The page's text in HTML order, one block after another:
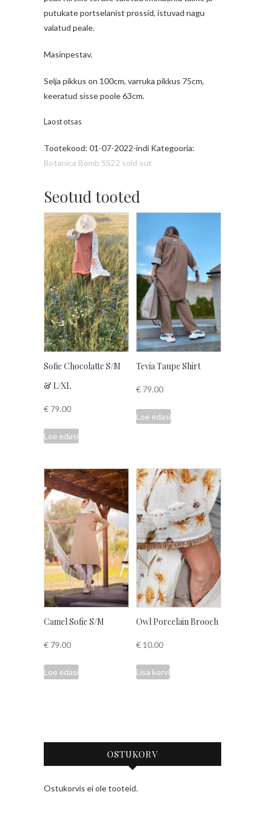
putukate portselanist prossid, istuvad nagu
valatud peale.
Masinpestav.
Selja pikkus on 100cm, varruka pikkus 75cm,
keeratud sisse poole 63cm.
Laost otsas
Tootekood: 01-07-2022-indi Kategooria:
Botanica Bomb SS22 sold out
Seotud tooted
Sofie Chocolatte S/M
& L/XL
€ 79.00
Loe edasi
Tevia Taupe Shirt
€ 79.00
Loe edasi
Camel Sofie S/M
€ 79.00
Loe edasi
Owl Porcelain Brooch
€ 10.00
Lisa korvi
OSTUKORV
Ostukorvis ei ole tooteid.